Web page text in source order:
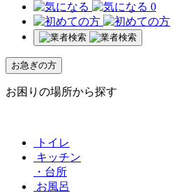
0
お急ぎの方
お困りの場所から探す
トイレ
キッチン
・台所
お風呂